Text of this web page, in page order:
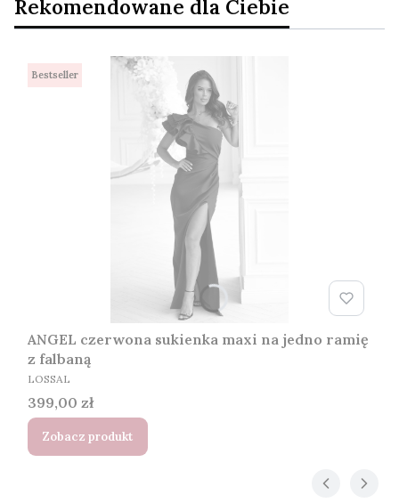
Rekomendowane dla Ciebie
Bestseller
ANGEL czerwona sukienka maxi na jedno ramię
z falbaną
PRODUCENT
LOSSAL
Cena
399,00 zł
Zobacz produkt